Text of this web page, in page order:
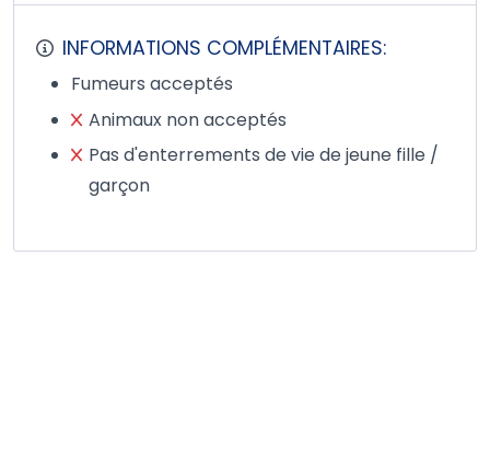
INFORMATIONS COMPLÉMENTAIRES:
Fumeurs acceptés
Animaux non acceptés
Pas d'enterrements de vie de jeune fille /
garçon